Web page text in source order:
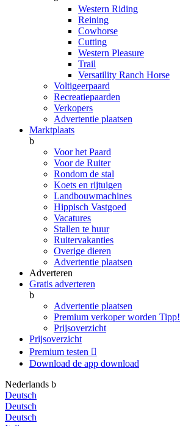
Western Riding
Reining
Cowhorse
Cutting
Western Pleasure
Trail
Versatility Ranch Horse
Voltigeerpaard
Recreatiepaarden
Verkopers
Advertentie plaatsen
Marktplaats
b
Voor het Paard
Voor de Ruiter
Rondom de stal
Koets en rijtuigen
Landbouwmachines
Hippisch Vastgoed
Vacatures
Stallen te huur
Ruitervakanties
Overige dieren
Advertentie plaatsen
Adverteren
Gratis adverteren
b
Advertentie plaatsen
Premium verkoper worden Tipp!
Prijsoverzicht
Prijsoverzicht
Premium testen 
Download de app download
Nederlands b
Deutsch
Deutsch
Deutsch